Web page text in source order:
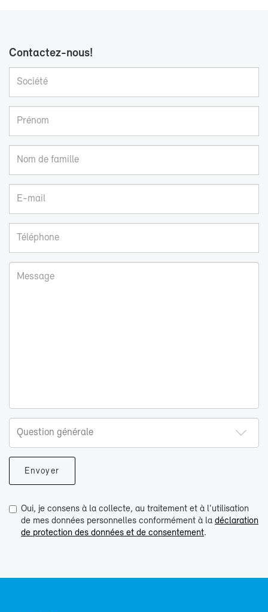
Contactez-​nous!
Oui, je consens à la collecte, au traitement et à l'utilisation
de mes données personnelles conformément à la déclaration
de protection des données et de consentement.